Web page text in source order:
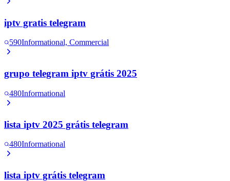
iptv gratis telegram
590Informational, Commercial
grupo telegram iptv grátis 2025
480Informational
lista iptv 2025 grátis telegram
480Informational
lista iptv grátis telegram